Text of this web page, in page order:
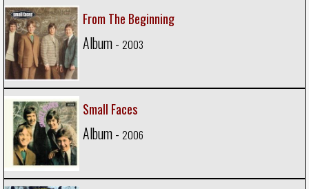
From The Beginning
Album - 2003
Small Faces
Album - 2006